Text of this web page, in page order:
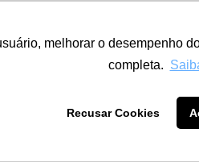
melhorar o desempenho
completa.
Recusar Cookies